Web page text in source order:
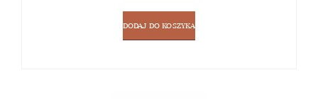
DODAJ DO KOSZYKA